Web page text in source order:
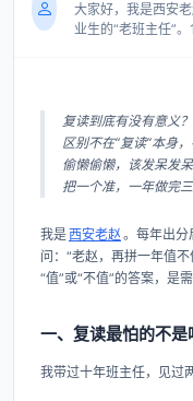
大家好，我是西安
业生的“老班主任”
复读到底有没有意义
区别不在“复读”本身
偷懒偷懒，该发呆发
把一个准，一年做完
我是西安老赵 。每年出分
问：“老赵，再拼一年值
“值”或“不值”的答案，是
一、复读最怕的不是
我带过十年班主任，见过